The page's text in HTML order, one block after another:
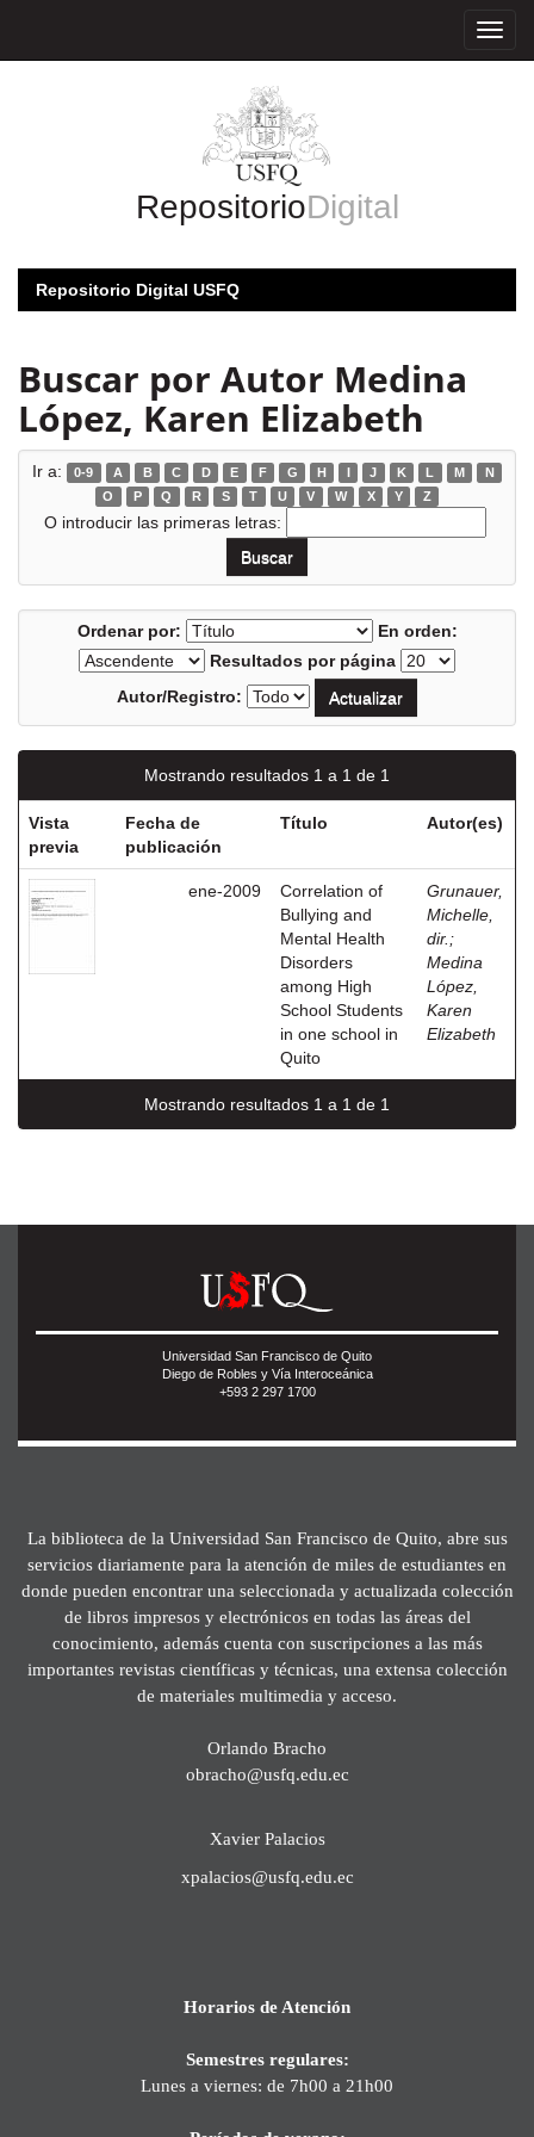
RepositorioDigital
Repositorio Digital USFQ
Buscar por Autor Medina
López, Karen Elizabeth
Ir a: 0-9 A B C D E F G H I J K L M
N
O
P Q R S T U V W X Y Z
O introducir las primeras letras:
Ordenar por:
En orden:
Resultados por página
Autor/Registro:
Mostrando resultados 1 a 1 de 1
Vista
previa
Fecha de
publicación
Título Autor(es)
ene-2009
Correlation of
Bullying and
Mental Health
Disorders
among High
School Students
in one school in
Quito
Grunauer,
Michelle,
dir. ;
Medina
López,
Karen
Elizabeth
Mostrando resultados 1 a 1 de 1
Universidad San Francisco de Quito
Diego de Robles y Vía Interoceánica
+593 2 297 1700
La biblioteca de la Universidad San Francisco de Quito, abre sus
servicios diariamente para la atención de miles de estudiantes en
donde pueden encontrar una seleccionada y actualizada colección
de libros impresos y electrónicos en todas las áreas del
conocimiento, además cuenta con suscripciones a las más
importantes revistas científicas y técnicas, una extensa colección
de materiales multimedia y acceso.
Orlando Bracho
obracho@usfq.edu.ec
Xavier Palacios
xpalacios@usfq.edu.ec
Horarios de Atención
Semestres regulares:
Lunes a viernes: de 7h00 a 21h00